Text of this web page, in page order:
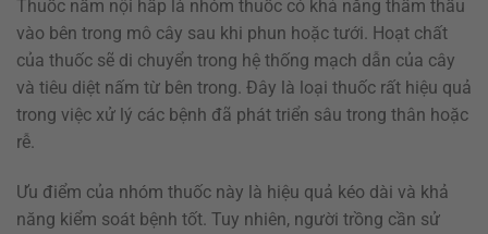
Thuốc nấm nội hấp là nhóm thuốc có khả năng thẩm thấu
vào bên trong mô cây sau khi phun hoặc tưới. Hoạt chất
của thuốc sẽ di chuyển trong hệ thống mạch dẫn của cây
và tiêu diệt nấm từ bên trong. Đây là loại thuốc rất hiệu quả
trong việc xử lý các bệnh đã phát triển sâu trong thân hoặc
rễ.
Ưu điểm của nhóm thuốc này là hiệu quả kéo dài và khả
năng kiểm soát bệnh tốt. Tuy nhiên, người trồng cần sử